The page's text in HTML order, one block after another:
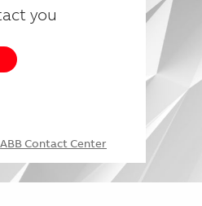
you
ABB Contact Center